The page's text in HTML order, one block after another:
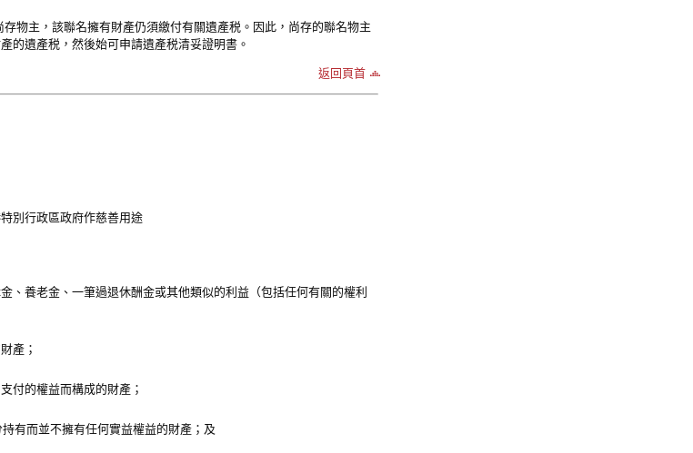
物主，該聯名擁有財產仍須繳付有關遺產税。因此，尚存的聯名物主
的遺產税，然後始可申請遺產税清妥證明書。
返回頁首
別行政區政府作慈善用途
、養老金、一筆過退休酬金或其他類似的利益（包括任何有關的權利
產；
付的權益而構成的財產；
有而並不擁有任何實益權益的財產；及